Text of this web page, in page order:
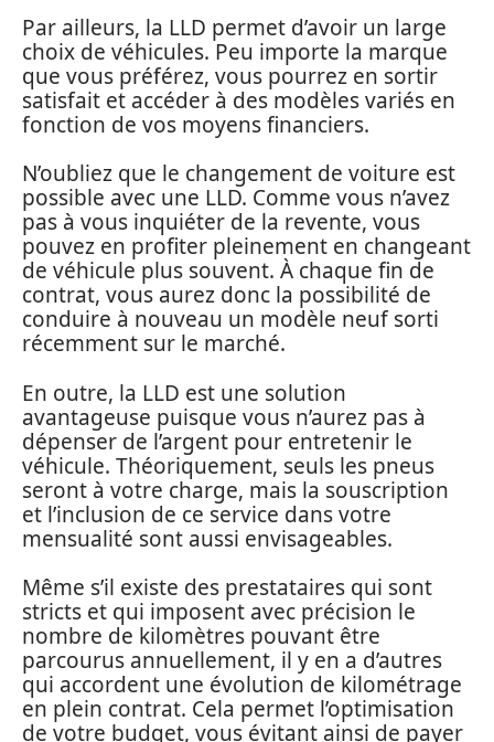
Par ailleurs, la LLD permet d’avoir un large
choix de véhicules. Peu importe la marque
que vous préférez, vous pourrez en sortir
satisfait et accéder à des modèles variés en
fonction de vos moyens financiers.
N’oubliez que le changement de voiture est
possible avec une LLD. Comme vous n’avez
pas à vous inquiéter de la revente, vous
pouvez en profiter pleinement en changeant
de véhicule plus souvent. À chaque fin de
contrat, vous aurez donc la possibilité de
conduire à nouveau un modèle neuf sorti
récemment sur le marché.
En outre, la LLD est une solution
avantageuse puisque vous n’aurez pas à
dépenser de l’argent pour entretenir le
véhicule. Théoriquement, seuls les pneus
seront à votre charge, mais la souscription
et l’inclusion de ce service dans votre
mensualité sont aussi envisageables.
Même s’il existe des prestataires qui sont
stricts et qui imposent avec précision le
nombre de kilomètres pouvant être
parcourus annuellement, il y en a d’autres
qui accordent une évolution de kilométrage
en plein contrat. Cela permet l’optimisation
de votre budget, vous évitant ainsi de payer